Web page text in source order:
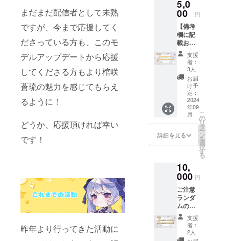
まだまだ配信者として未熟
ですが、今まで応援してく
ださっている方も、このモ
デルアップデートから応援
してくださる方もより棺咲
蒼琉の魅力を感じてもらえ
るように！
どうか、応援頂ければ幸い
です！
昨年より行ってきた活動に
ト、お
名前を
読み上
げるこ
とは可
能です
か。 可/
不可 ・
読み上
げ可能
なお名
前をお
願い致
しま
す。 提
供方
法：
しま
す。
5,0
00 円
【備考
欄に記
載お願
い致し
ます】
・ボイ
スで呼
ばれた
い名前
・名前
入り 可/
不可 ・
クレ
ジッ
ト、お
名前を
げるこ
とは可
能です
か。 可/
不可 ・
読み上
げ可能
なお名
前をお
支援
者：
3人
お届
け予
定：
2024
年09
月
詳細を見る
こ
の
リ
タ
ー
ン
を
選
択
す
る
10,
000 円
ご注意
ランダ
ムのア
クスタ
なので
種類は
選べま
支援
者：
2人